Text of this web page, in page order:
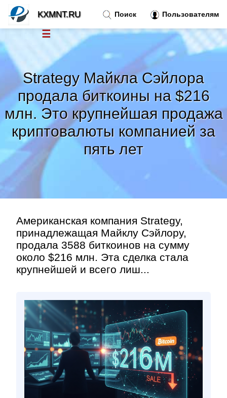
Strategy Майкла Сэйлора
продала биткоины на $216
млн. Это крупнейшая продажа
криптовалюты компанией за
пять лет
Американская компания Strategy,
принадлежащая Майклу Сэйлору,
продала 3588 биткоинов на сумму
около $216 млн. Эта сделка стала
крупнейшей и всего лиш...
Поиск Пользователям
KXMNT.RU
☰
Тренды новостей »
Рубрики»
Правила »
Контакт